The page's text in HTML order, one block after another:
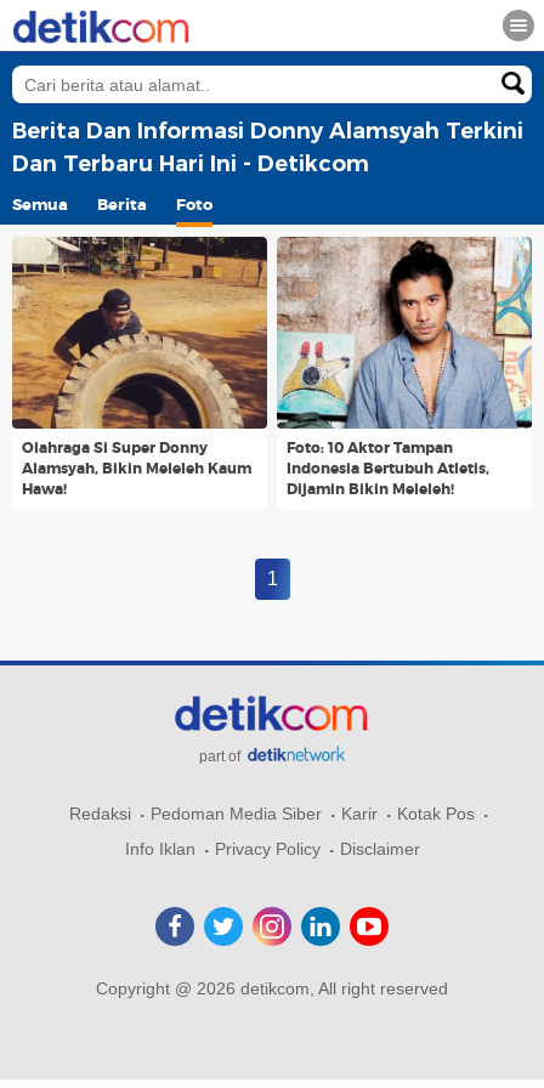
Berita Dan Informasi Donny Alamsyah Terkini
Dan Terbaru Hari Ini - Detikcom
Semua Berita Foto
Olahraga Si Super Donny
Alamsyah, Bikin Meleleh Kaum
Hawa!
Foto: 10 Aktor Tampan
Indonesia Bertubuh Atletis,
Dijamin Bikin Meleleh!
1
part of
Redaksi Pedoman Media Siber Karir
Kotak Pos
Info Iklan
Privacy Policy Disclaimer
Copyright @ 2026 detikcom, All right reserved